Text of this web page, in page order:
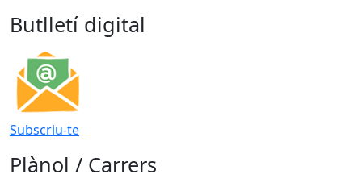
Butlletí digital
Subscriu-te
Plànol / Carrers